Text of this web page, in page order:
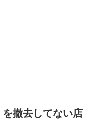
を撤去してない店